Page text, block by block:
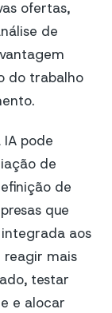
ofertas,
de
do trabalho
pode
de
de
que
aos
reagir mais
testar
e alocar